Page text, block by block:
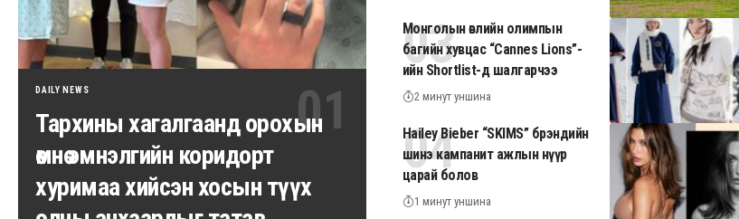
DAILY NEWS
Тархины хагалгаанд орохын
өмнө эмнэлгийн коридорт
хуримаа хийсэн хосын түүх
Монголын өвлийн олимпын
багийн хувцас “Cannes Lions”-
ийн Shortlist-д шалгарчээ
2 минут уншина
Hailey Bieber “SKIMS” брэндийн
шинэ кампанит ажлын нүүр
царай болов
1 минут уншина